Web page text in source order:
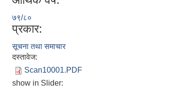
७९/८०
प्रकार:
सूचना तथा समाचार
दस्तावेज:
Scan10001.PDF
show in Slider: